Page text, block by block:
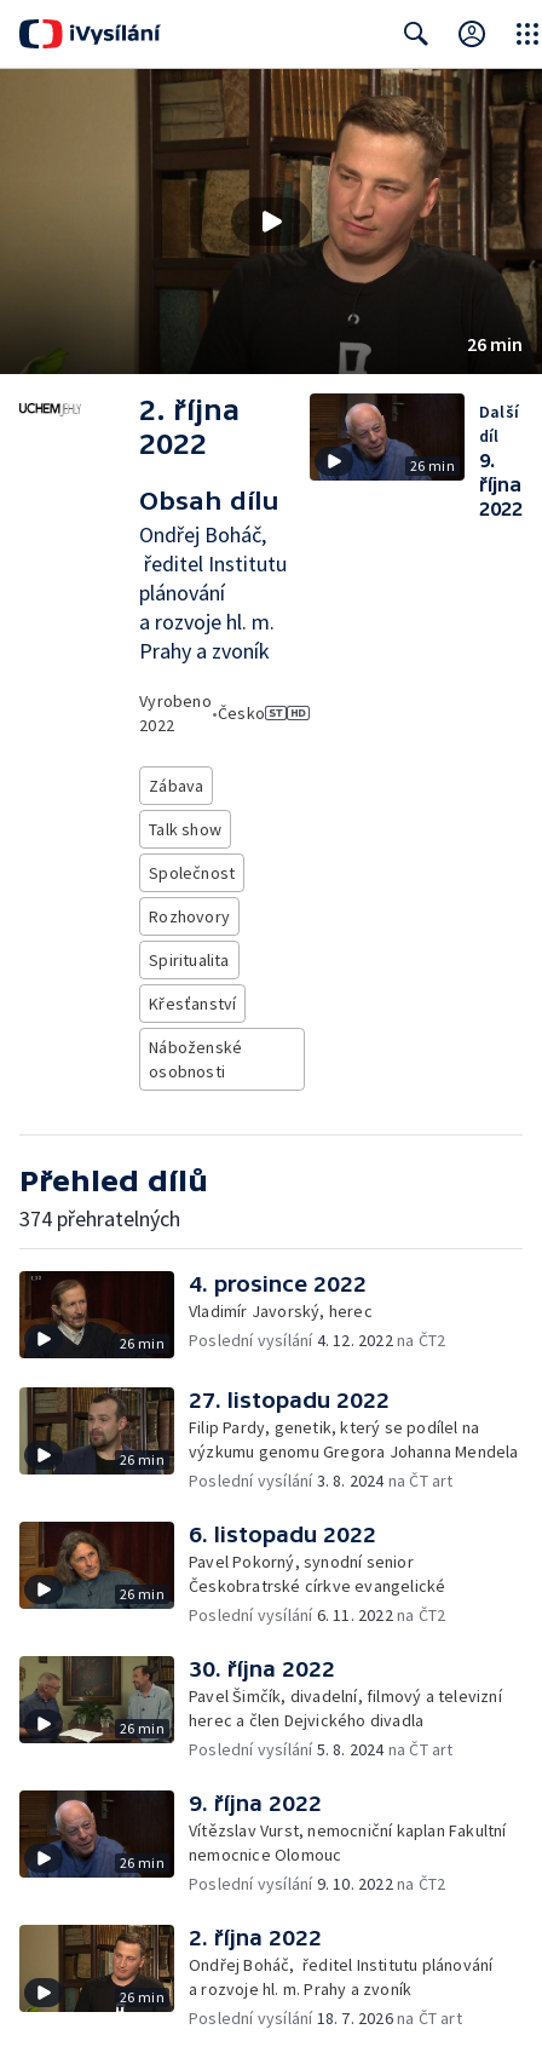
Search Close
26 min
2. října
2022
Obsah dílu
Ondřej Boháč,
ředitel Institutu
plánování
a rozvoje hl. m.
Prahy a zvoník
Vyrobeno
2022
•Česko
Zábava
Talk show
Společnost
Rozhovory
Spiritualita
Křesťanství
Náboženské
osobnosti
26 min
Další
díl
9.
října
2022
Přehled dílů
374 přehratelných
26 min
4. prosince 2022
Vladimír Javorský, herec
Poslední vysílání4. 12. 2022na ČT2
26 min
27. listopadu 2022
Filip Pardy, genetik, který se podílel na
výzkumu genomu Gregora Johanna Mendela
Poslední vysílání3. 8. 2024na ČT art
26 min
6. listopadu 2022
Pavel Pokorný, synodní senior
Českobratrské církve evangelické
Poslední vysílání6. 11. 2022na ČT2
26 min
30. října 2022
Pavel Šimčík, divadelní, filmový a televizní
herec a člen Dejvického divadla
Poslední vysílání5. 8. 2024na ČT art
26 min
9. října 2022
Vítězslav Vurst, nemocniční kaplan Fakultní
nemocnice Olomouc
Poslední vysílání9. 10. 2022na ČT2
26 min
2. října 2022
Ondřej Boháč, ředitel Institutu plánování
a rozvoje hl. m. Prahy a zvoník
Poslední vysílání18. 7. 2026na ČT art